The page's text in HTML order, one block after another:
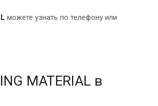
можете узнать по телефону или
MATERIAL в